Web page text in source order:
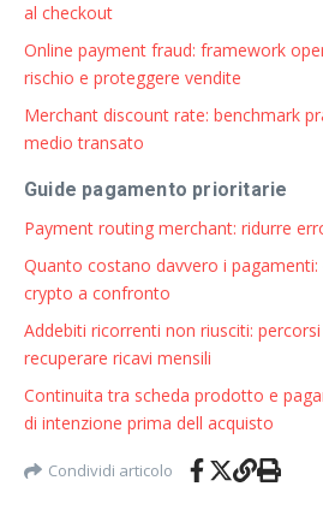
al checkout
Online payment fraud: framework
rischio e proteggere vendite
Merchant discount rate: benchmark
medio transato
Guide pagamento prioritarie
Payment routing merchant: ridurre
Quanto costano davvero i
crypto a confronto
Addebiti ricorrenti non riusciti:
recuperare ricavi mensili
Continuita tra scheda prodotto e
di intenzione prima dell acquisto
Condividi articolo